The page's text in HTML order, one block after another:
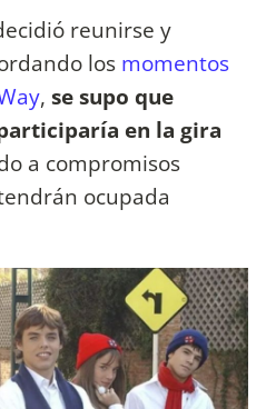
reunirse y
los momentos
, se supo que
en la gira
a compromisos
ocupada